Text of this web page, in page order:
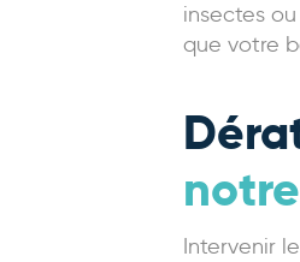
insectes
que votre
Intervenir